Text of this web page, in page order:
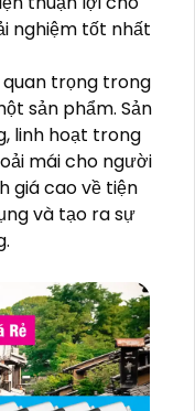
nghiệm tốt nhất
trọng trong
sản phẩm. Sản
linh hoạt trong
mái cho người
giá cao về tiện
và tạo ra sự